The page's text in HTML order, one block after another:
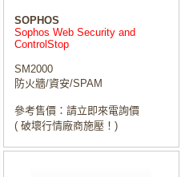
SOPHOS
Sophos Web Security and
ControlStop
SM2000
防火牆/資安/SPAM
參考售價：請立即來電詢價
( 破壞行情廠商施壓！)